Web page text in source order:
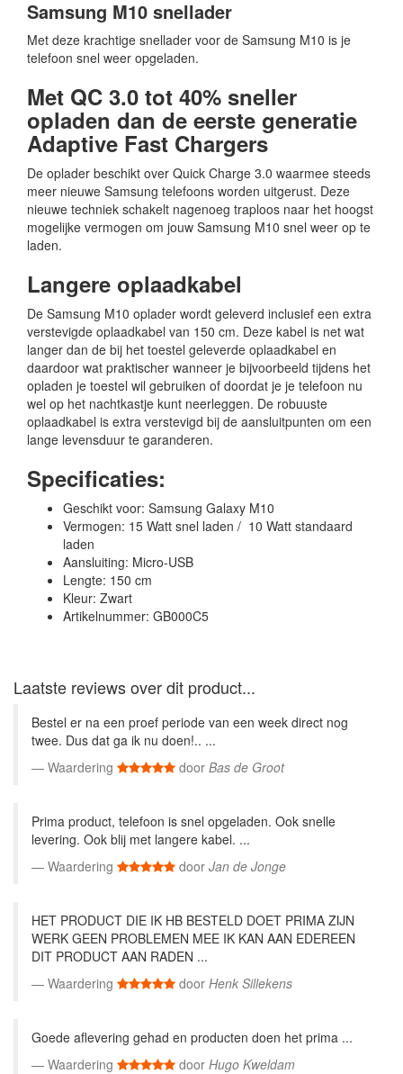
Samsung M10 snellader
Met deze krachtige snellader voor de Samsung M10 is je
telefoon snel weer opgeladen.
Met QC 3.0 tot 40% sneller
opladen dan de eerste generatie
Adaptive Fast Chargers
De oplader beschikt over Quick Charge 3.0 waarmee steeds
meer nieuwe Samsung telefoons worden uitgerust. Deze
nieuwe techniek schakelt nagenoeg traploos naar het hoogst
mogelijke vermogen om jouw Samsung M10 snel weer op te
laden.
Langere oplaadkabel
De Samsung M10 oplader wordt geleverd inclusief een extra
verstevigde oplaadkabel van 150 cm. Deze kabel is net wat
langer dan de bij het toestel geleverde oplaadkabel en
daardoor wat praktischer wanneer je bijvoorbeeld tijdens het
opladen je toestel wil gebruiken of doordat je je telefoon nu
wel op het nachtkastje kunt neerleggen. De robuuste
oplaadkabel is extra verstevigd bij de aansluitpunten om een
lange levensduur te garanderen.
Specificaties:
Geschikt voor: Samsung Galaxy M10
Vermogen: 15 Watt snel laden / 10 Watt standaard
laden
Aansluiting: Micro-USB
Lengte: 150 cm
Kleur: Zwart
Artikelnummer: GB000C5
Laatste reviews over dit product...
Bestel er na een proef periode van een week direct nog
twee. Dus dat ga ik nu doen!.. ...
Waardering
door Bas de Groot
Prima product, telefoon is snel opgeladen. Ook snelle
levering. Ook blij met langere kabel. ...
Waardering
door Jan de Jonge
HET PRODUCT DIE IK HB BESTELD DOET PRIMA ZIJN
WERK GEEN PROBLEMEN MEE IK KAN AAN EDEREEN
DIT PRODUCT AAN RADEN ...
Waardering
door Henk Sillekens
Goede aflevering gehad en producten doen het prima ...
Waardering
door Hugo Kweldam